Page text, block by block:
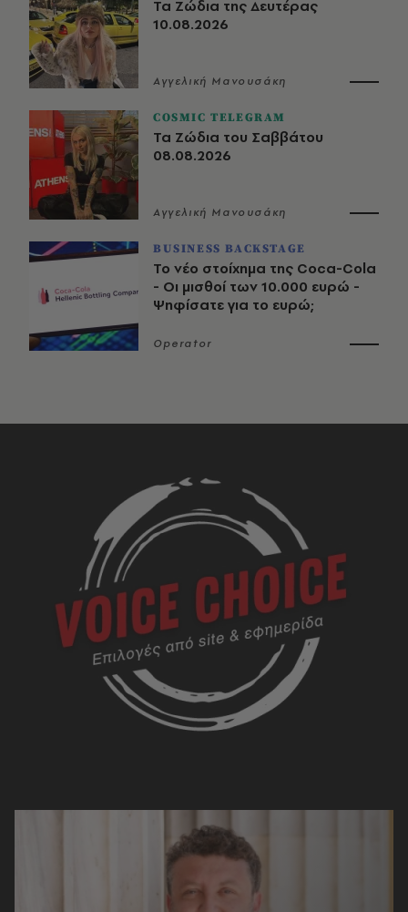
Τα Ζώδια της Δευτέρας
10.08.2026
Αγγελική Μανουσάκη
COSMIC TELEGRAM
Τα Ζώδια του Σαββάτου
08.08.2026
Αγγελική Μανουσάκη
BUSINESS BACKSTAGE
Το νέο στοίχημα της Coca-Cola
- Οι μισθοί των 10.000 ευρώ -
Ψηφίσατε για το ευρώ;
Operator